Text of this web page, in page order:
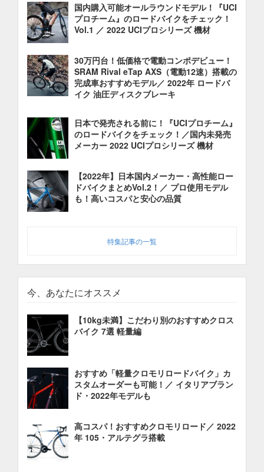
国内購入可能オールラウンドモデル！『UCI
プロチーム』のロードバイクをチェック！
Vol.1 ／ 2022 UCIプロシリーズ 機材
30万円台！低価格で電動コンポデビュー！
SRAM Rival eTap AXS（電動12速）搭載の
完成車おすすめモデル／ 2022年 ロードバ
イク 油圧ディスクブレーキ
日本で発売される前に！『UCIプロチーム』
のロードバイクをチェック！／国内未発売
メーカー 2022 UCIプロシリーズ 機材
【2022年】日本国内メーカー・高性能ロー
ドバイクまとめVol.2！／ プロ使用モデル
も！高いコスパと安心の品質
特集記事の一覧
今、あなたにオススメ
【10kg未満】こだわり別のおすすめクロス
バイク 7選 軽量編
おすすめ「軽量クロモリロードバイク」カ
スタムオーダーも可能！／ イタリアブラン
ド・2022年モデルも
高コスパ！おすすめクロモリロード／ 2022
年 105・アルテグラ搭載